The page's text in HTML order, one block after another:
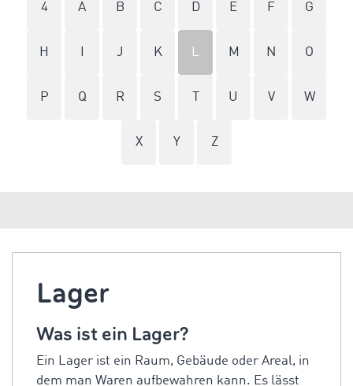
4 A B C D E F G
H J K L M N O
P Q R S U V W
X Y Z
Lager
Was ist ein Lager?
Ein Lager ist ein Raum, Gebäude oder Areal, in
dem man Waren aufbewahren kann. Es lässt